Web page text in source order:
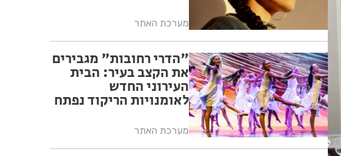
מערכת האתר
"הדרי רחובות" מגבירים
את הקצב בעיר: הבית
העירוני החדש
לאומנויות הריקוד נפתח
מערכת האתר